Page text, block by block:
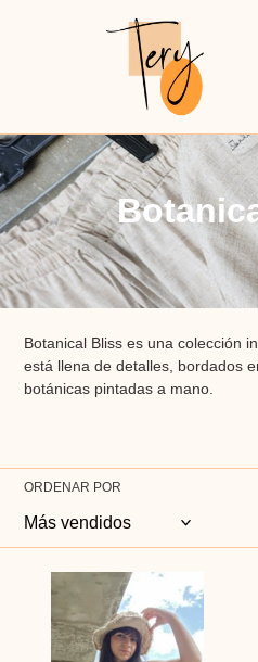
C
o
l
e
c
ó
n
:
Botanical Bliss es una colección
está llena de detalles, bordados
botánicas pintadas a mano.
ORDENAR POR